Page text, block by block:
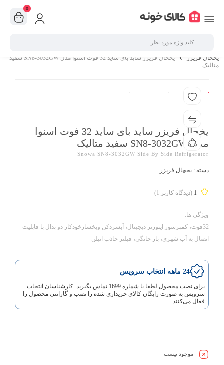
0
یخچال فریزر
یخچال فریزر ساید بای ساید 32 فوت اسنوا مدل SN8-3032GW سفید
متالیک
یخچال فریزر ساید بای ساید 32 فوت اسنوا
مدل SN8-3032GW سفید متالیک
Snowa SN8-3032GW Side By Side Refrigerator
دسته : یخچال فریزر
1 (دیدگاه کاربر 1
)
ویژگی ها:
32فوت
، کمپرسور اینورتر دیجیتال، آبسردکن ویخسازخودکار دو پدال با قابلیت
اتصال به آب شهری، بار خانگی، فیلتر جاذب اتیلن
24 ماهه انتخاب سرویس
برای نصب محصول لطفا با شماره 1699 تماس بگیرید. کارشناسان انتخاب
سرویس به صورت رایگان کالای خریداری شده را نصب و گارانتی محصول را
فعال می‌کنند.
موجود نیست